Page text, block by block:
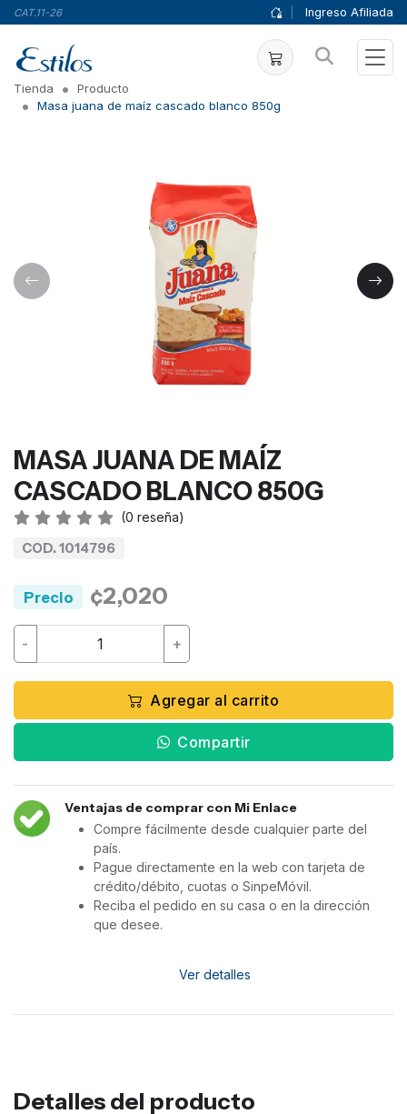
CAT.11-26 Ingreso Afiliada
Tienda
Producto
Masa juana de maíz cascado blanco 850g
MASA JUANA DE MAÍZ
CASCADO BLANCO 850G
(0 reseña)
COD. 1014796
Precio ¢2,020
- +
Agregar al carrito
Compartir
Ventajas de comprar con Mi Enlace
Compre fácilmente desde cualquier parte del
país.
Pague directamente en la web con tarjeta de
crédito/débito, cuotas o SinpeMóvil.
Reciba el pedido en su casa o en la dirección
que desee.
Ver detalles
Detalles del producto